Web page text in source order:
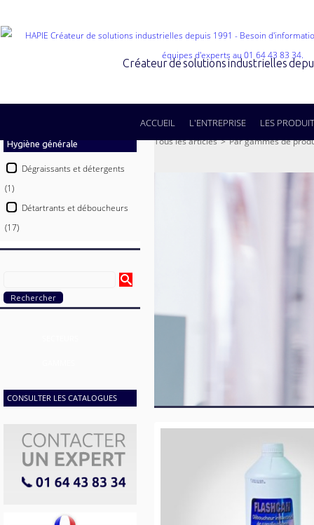
Créateur de solutions industrielles
ACCUEIL L'ENTREPRISE LES
Hygiène générale
Dégraissants et détergents
(1)
Détartrants et déboucheurs
(17)
CONSULTER LES CATALOGUES
Tous les articles > Par gammes de